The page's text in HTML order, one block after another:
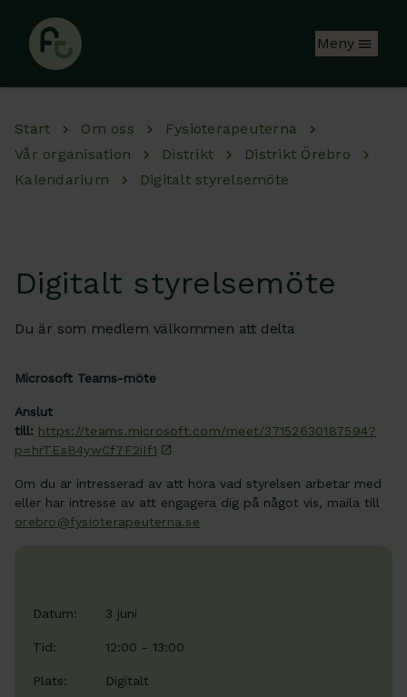
Meny
Start Om oss
Fysioterapeuterna
Vår organisation
Distrikt
Distrikt Örebro
Kalendarium
Digitalt styrelsemöte
Datum: 3 juni
Tid: 12:00 - 13:00
Plats: Digitalt
Digitalt styrelsemöte
Du är som medlem välkommen att delta
Microsoft Teams-möte
Anslut
till: https://teams.microsoft.com/meet/37152630187594?
p=hrTEsB4ywCf7F2iIf1
Om du är intresserad av att höra vad styrelsen arbetar med
eller har intresse av att engagera dig på något vis, maila till
orebro@fysioterapeuterna.se